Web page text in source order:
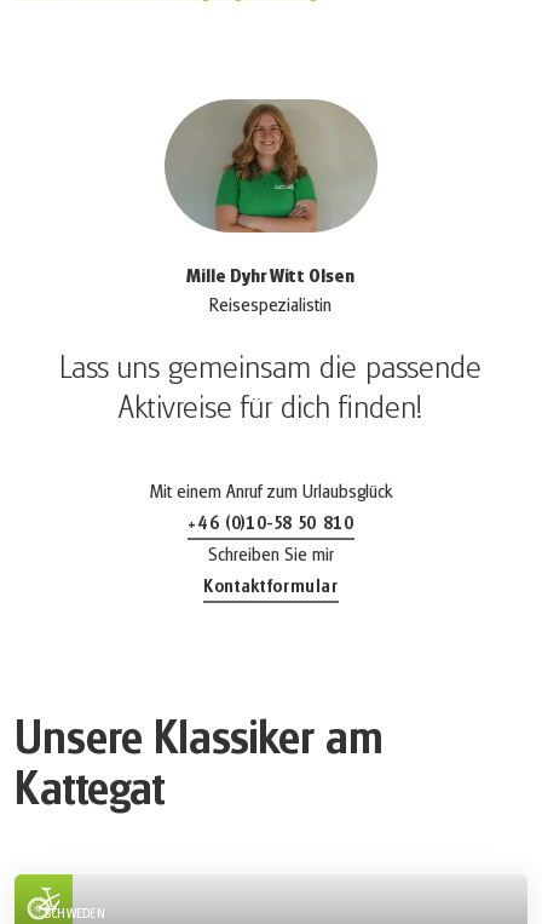
Lass uns gemeinsam die passende
Aktivreise für dich finden!
Mille Dyhr Witt Olsen
Reisespezialistin
Mit einem Anruf zum Urlaubsglück
+46 (0)10-58 50 810(Link öffnet in neuem Tab)
Schreiben Sie mir
Kontaktformular
Unsere Klassiker am
Kattegat
SCHWEDEN